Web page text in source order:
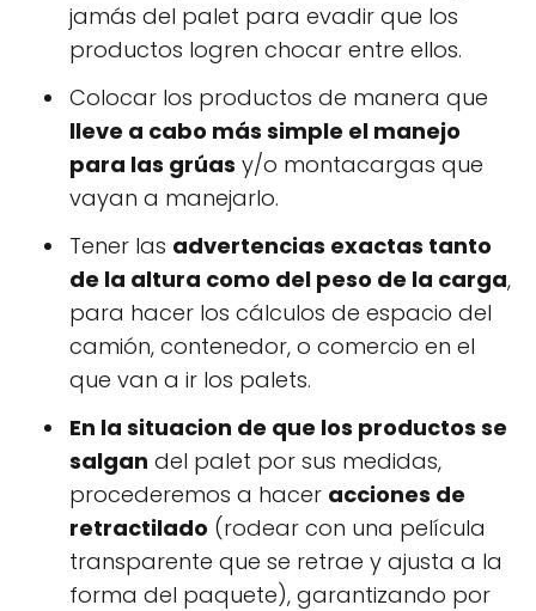
jamás del palet para evadir que los
productos logren chocar entre ellos.
Colocar los productos de manera que
lleve a cabo más simple el manejo
para las grúas y/o montacargas que
vayan a manejarlo.
Tener las advertencias exactas tanto
de la altura como del peso de la carga,
para hacer los cálculos de espacio del
camión, contenedor, o comercio en el
que van a ir los palets.
En la situacion de que los productos se
salgan del palet por sus medidas,
procederemos a hacer acciones de
retractilado (rodear con una película
transparente que se retrae y ajusta a la
forma del paquete), garantizando por